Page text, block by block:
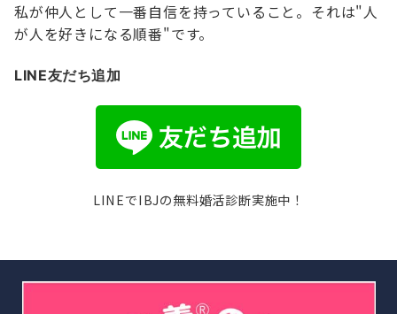
私が仲人として一番自信を持っていること。それは"人
が人を好きになる順番"です。
LINE友だち追加
LINEでIBJの無料婚活診断実施中！